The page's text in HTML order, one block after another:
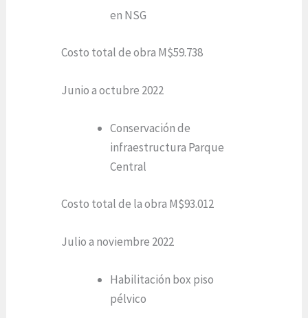
en NSG
Costo total de obra M$59.738
Junio a octubre 2022
Conservación de
infraestructura Parque
Central
Costo total de la obra M$93.012
Julio a noviembre 2022
Habilitación box piso
pélvico